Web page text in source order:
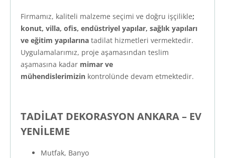
Firmamız, kaliteli malzeme seçimi ve doğru işçilikle;
konut, villa, ofis, endüstriyel yapılar, sağlık yapıları
ve eğitim yapılarına tadilat hizmetleri vermektedir.
Uygulamalarımız, proje aşamasından teslim
aşamasına kadar mimar ve
mühendislerimizin kontrolünde devam etmektedir.
TADİLAT DEKORASYON ANKARA – EV
YENİLEME
Mutfak, Banyo